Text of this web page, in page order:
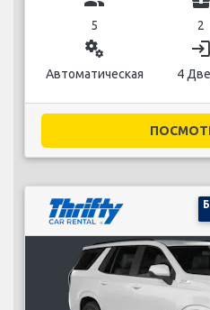
5 2
miscellaneous_services
Автоматическая
login
4